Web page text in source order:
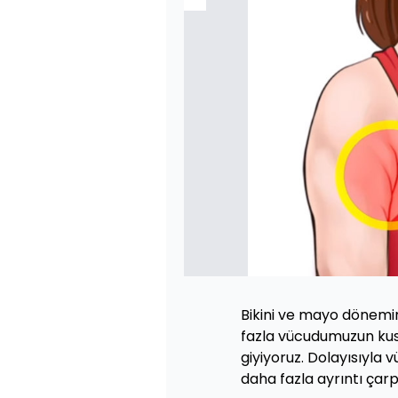
Bikini ve mayo
fazla vücudumuzun
giyiyoruz. Dolayısıyla
daha fazla ayrıntı